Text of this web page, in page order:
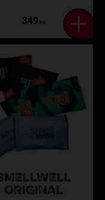
349 KR
ORIGINAL